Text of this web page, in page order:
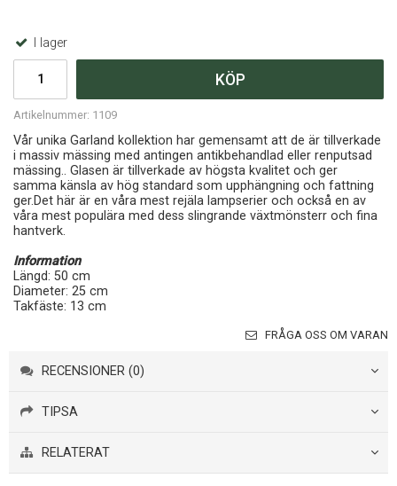
I lager
KÖP
Artikelnummer: 1109
Vår unika Garland kollektion har gemensamt att de är tillverkade
i massiv mässing med antingen antikbehandlad eller renputsad
mässing.. Glasen är tillverkade av högsta kvalitet och ger
samma känsla av hög standard som upphängning och fattning
ger.Det här är en våra mest rejäla lampserier och också en av
våra mest populära med dess slingrande växtmönsterr och fina
hantverk.
Information
Längd: 50 cm
Diameter: 25 cm
Takfäste: 13 cm
FRÅGA OSS OM VARAN
RECENSIONER (0)
TIPSA
RELATERAT